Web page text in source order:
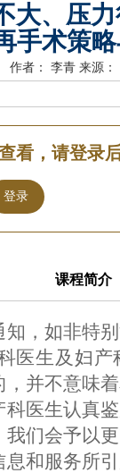
大、压
手术策
作者： 李青 来源：
看，请登录
登录
课程简介
，如非特
医生及妇
并不意味
医生认真
们会予以
和服务所